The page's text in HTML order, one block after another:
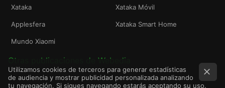
Xataka Xataka Móvil
Applesfera Xataka Smart Home
Mundo Xiaomi
Otras publicaciones de Webedia
Utilizamos cookies de terceros para generar estadísticas
de audiencia y mostrar publicidad personalizada analizando
tu navegación. Si sigues navegando estarás aceptando su uso.